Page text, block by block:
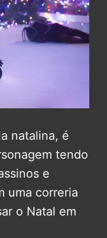
natalina, é
tendo
e
uma correria
o Natal em